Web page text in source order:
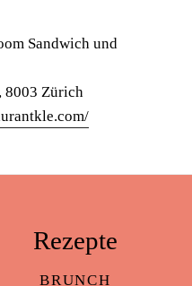
Sandwich und
8003 Zürich
Rezepte
BRUNCH